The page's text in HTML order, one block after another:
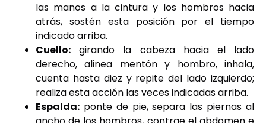
las manos a la cintura y los hombros hacia
atrás, sostén esta posición por el tiempo
indicado arriba.
Cuello: girando la cabeza hacia el lado
derecho, alinea mentón y hombro, inhala,
cuenta hasta diez y repite del lado izquierdo;
realiza esta acción las veces indicadas arriba.
Espalda: ponte de pie, separa las piernas al